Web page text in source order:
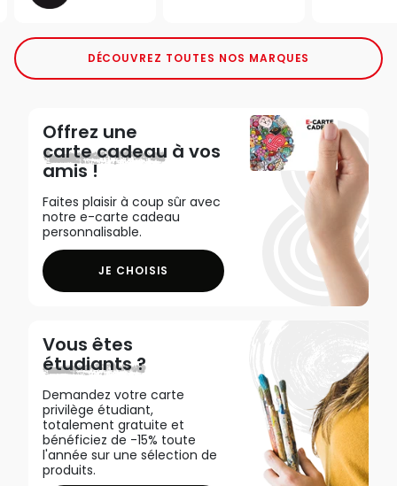
DÉCOUVREZ TOUTES NOS MARQUES
Offrez une
carte cadeau à vos
amis !
Faites plaisir à coup sûr avec
notre e-carte cadeau
personnalisable.
JE CHOISIS
Vous êtes
étudiants ?
Demandez votre carte
privilège étudiant,
totalement gratuite et
bénéficiez de -15% toute
l'année sur une sélection de
produits.